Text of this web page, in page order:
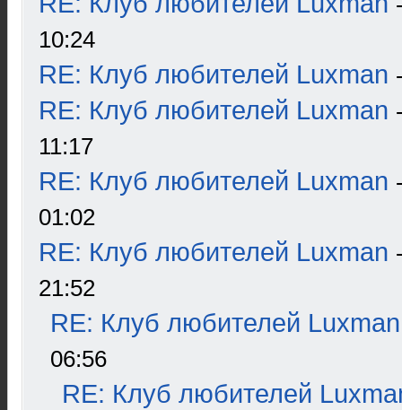
10:24
RE: Клуб любителей Luxman
RE: Клуб любителей Luxman
11:17
RE: Клуб любителей Luxman
01:02
RE: Клуб любителей Luxman
21:52
RE: Клуб любителей Luxman
06:56
RE: Клуб любителей